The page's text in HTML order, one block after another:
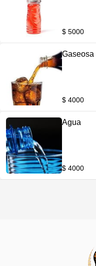
$ 5000
Gaseosa
$ 4000
Agua
$ 4000